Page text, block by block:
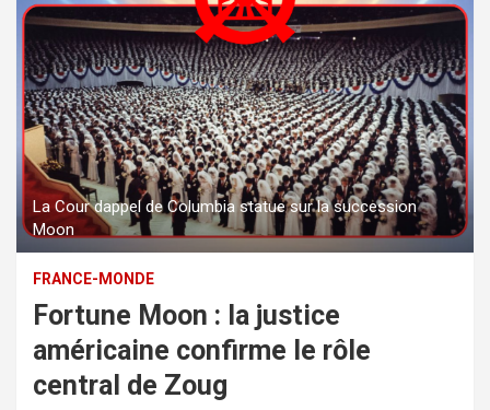
La Cour dappel de Columbia statue sur la succession
Moon
FRANCE-MONDE
Fortune Moon : la justice
américaine confirme le rôle
central de Zoug